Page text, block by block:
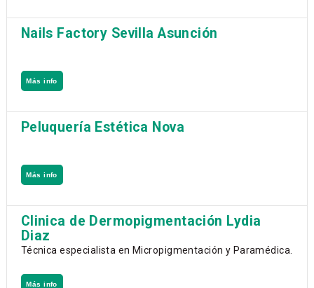
Nails Factory Sevilla Asunción
Más info
Peluquería Estética Nova
Más info
Clinica de Dermopigmentación Lydia
Diaz
Técnica especialista en Micropigmentación y Paramédica.
Más info